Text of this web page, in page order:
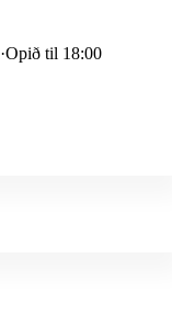
·Opið til 18:00